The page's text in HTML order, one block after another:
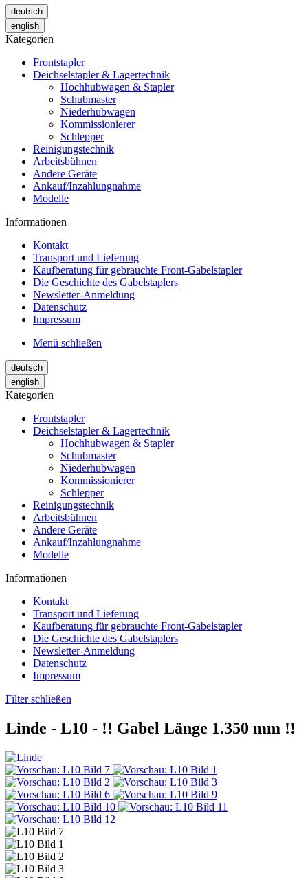
deutsch
english
Kategorien
Frontstapler
Deichselstapler & Lagertechnik
Hochhubwagen & Stapler
Schubmaster
Niederhubwagen
Kommissionierer
Schlepper
Reinigungstechnik
Arbeitsbühnen
Andere Geräte
Ankauf/Inzahlungnahme
Modelle
Informationen
Kontakt
Transport und Lieferung
Kaufberatung für gebrauchte Front-Gabelstapler
Die Geschichte des Gabelstaplers
Newsletter-Anmeldung
Datenschutz
Impressum
Menü schließen
deutsch
english
Kategorien
Frontstapler
Deichselstapler & Lagertechnik
Hochhubwagen & Stapler
Schubmaster
Niederhubwagen
Kommissionierer
Schlepper
Reinigungstechnik
Arbeitsbühnen
Andere Geräte
Ankauf/Inzahlungnahme
Modelle
Informationen
Kontakt
Transport und Lieferung
Kaufberatung für gebrauchte Front-Gabelstapler
Die Geschichte des Gabelstaplers
Newsletter-Anmeldung
Datenschutz
Impressum
Filter schließen
Linde - L10 - !! Gabel Länge 1.350 mm !!